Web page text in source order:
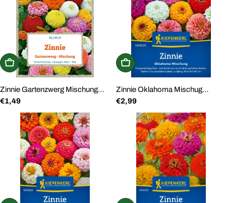
In den Warenkorb
Zinnie Gartenzwerg Mischung
Saatgut
Regulärer
€1,49
In den Warenkorb
Zinnie Oklahoma Mischug
Saatgut
Regulärer
€2,99